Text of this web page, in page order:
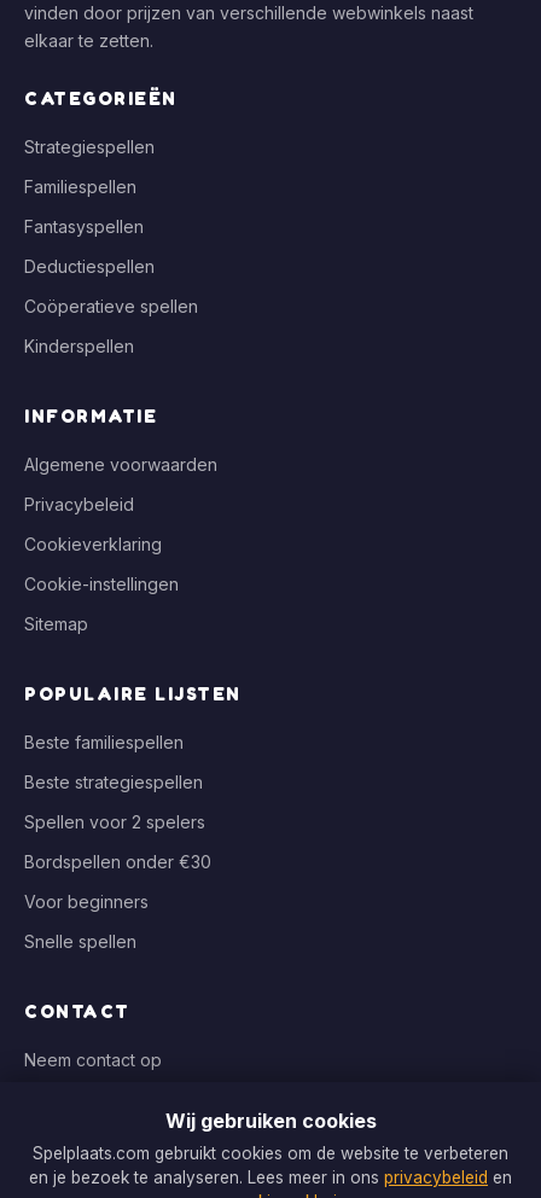
vinden door prijzen van verschillende webwinkels naast
elkaar te zetten.
CATEGORIEËN
Strategiespellen
Familiespellen
Fantasyspellen
Deductiespellen
Coöperatieve spellen
Kinderspellen
INFORMATIE
Algemene voorwaarden
Privacybeleid
Cookieverklaring
Cookie-instellingen
Sitemap
POPULAIRE LIJSTEN
Beste familiespellen
Beste strategiespellen
Spellen voor 2 spelers
Bordspellen onder €30
Voor beginners
Snelle spellen
CONTACT
Neem contact op
WIJ VERGELIJKEN BIJ
Wij gebruiken cookies
Spelplaats.com gebruikt cookies om de website te verbeteren
en je bezoek te analyseren. Lees meer in ons privacybeleid en